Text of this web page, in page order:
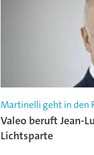
Martinelli geht in den
Valeo beruft Jean-
Lichtsparte